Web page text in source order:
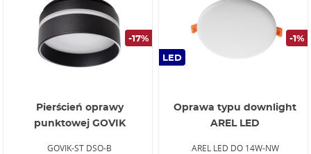
-17%
Pierścień oprawy
punktowej GOVIK
GOVIK-ST DSO-B
LED
-1%
Oprawa typu downlight
AREL LED
AREL LED DO 14W-NW